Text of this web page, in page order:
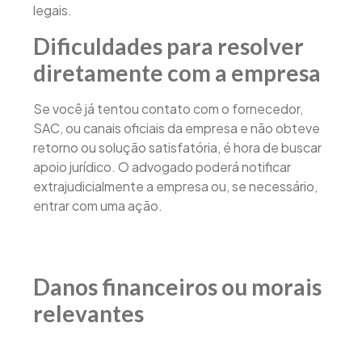
legais.
Dificuldades para resolver
diretamente com a empresa
Se você já tentou contato com o fornecedor,
SAC, ou canais oficiais da empresa e não obteve
retorno ou solução satisfatória, é hora de buscar
apoio jurídico. O advogado poderá notificar
extrajudicialmente a empresa ou, se necessário,
entrar com uma ação.
Danos financeiros ou morais
relevantes